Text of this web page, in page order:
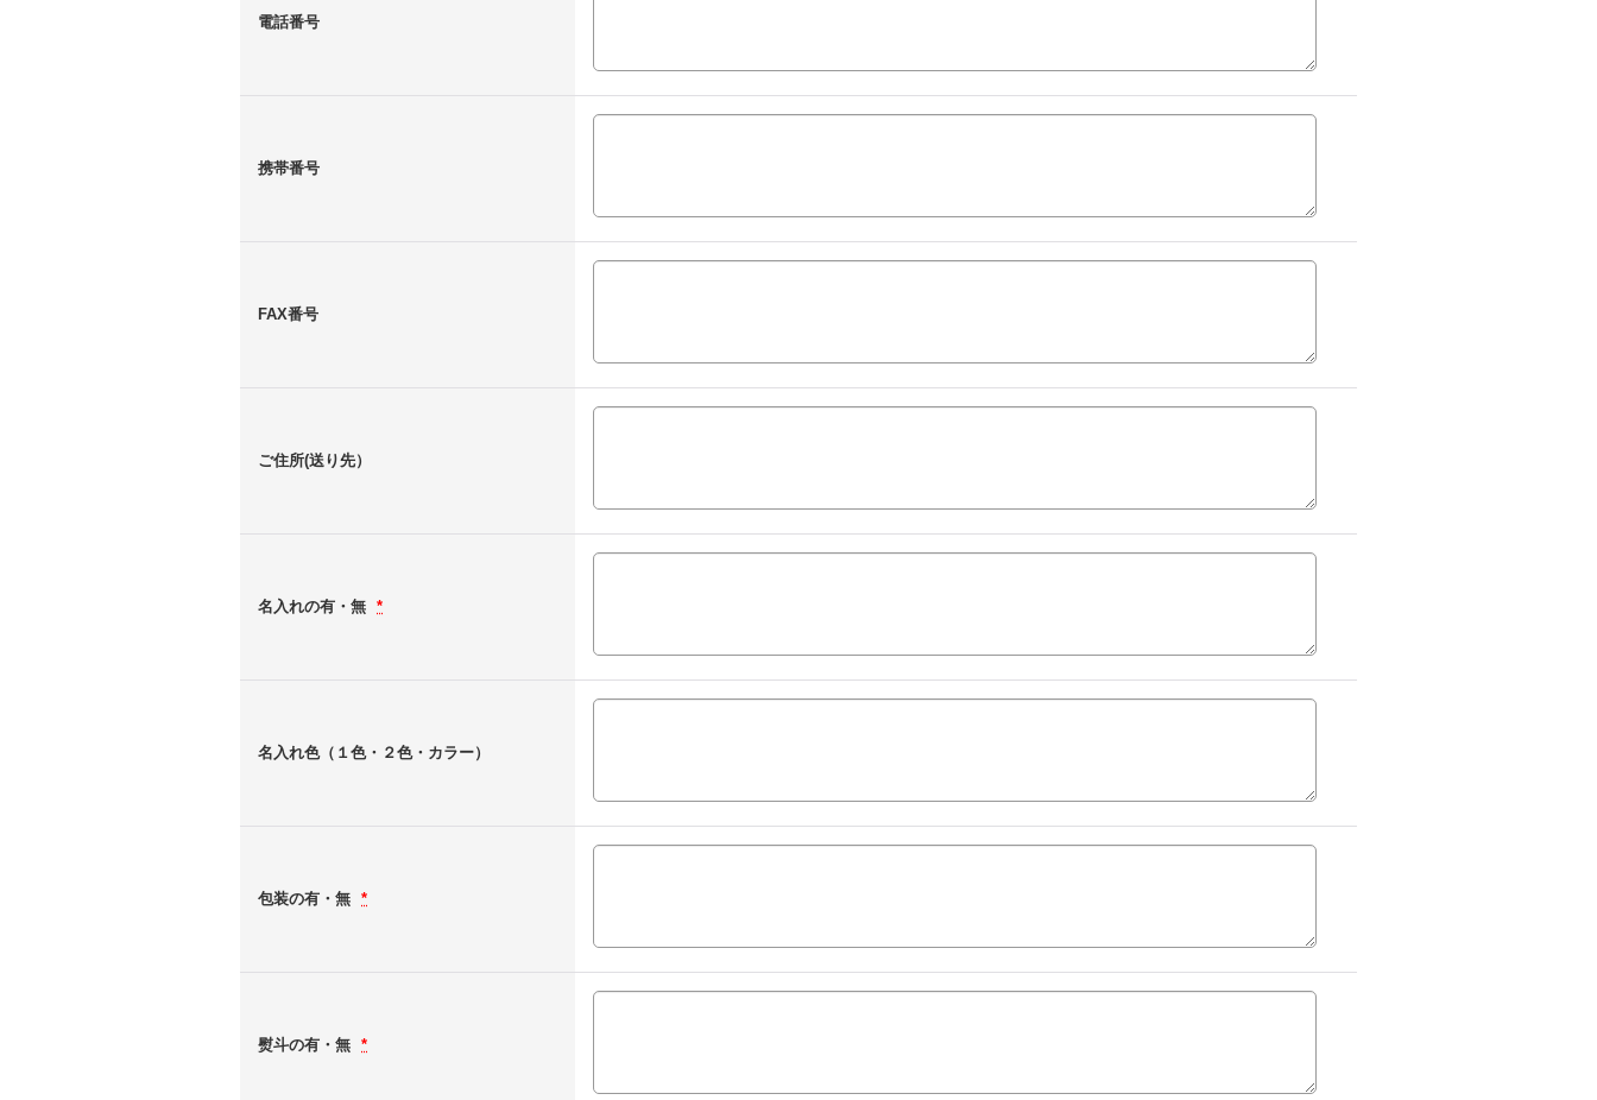
電話番号
携帯番号
FAX番号
ご住所(送り先）
名入れの有・無 *
名入れ色（１色・２色・カラー）
包装の有・無 *
熨斗の有・無 *